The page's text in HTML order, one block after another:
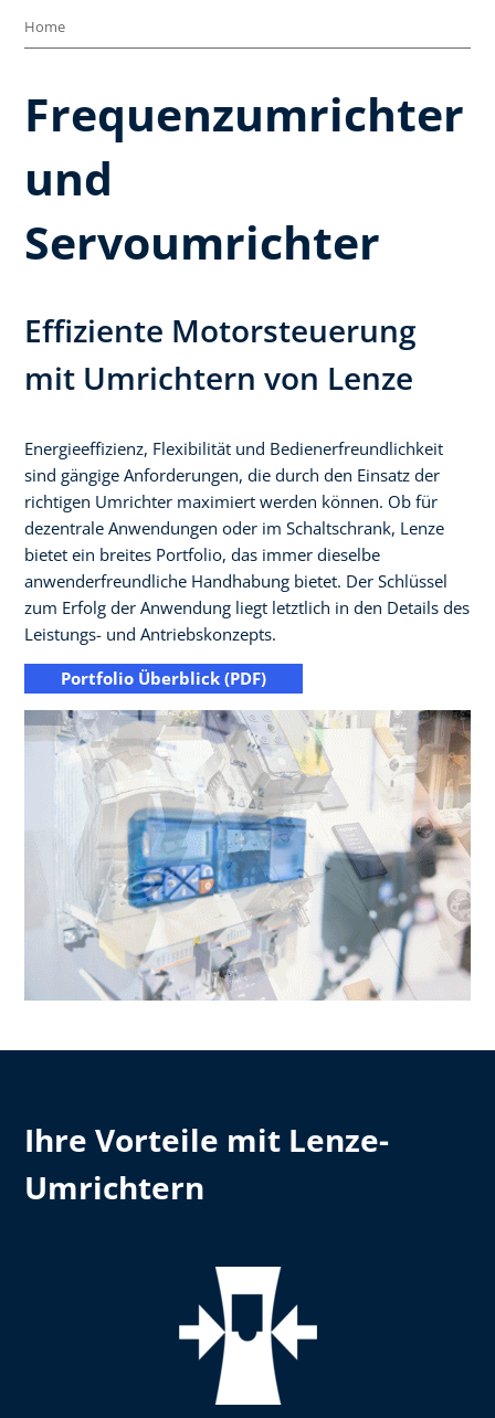
Home
Frequenzumrichter
und
Servoumrichter
Effiziente Motorsteuerung
mit Umrichtern von Lenze
Energieeffizienz, Flexibilität und Bedienerfreundlichkeit
sind gängige Anforderungen, die durch den Einsatz der
richtigen Umrichter maximiert werden können. Ob für
dezentrale Anwendungen oder im Schaltschrank, Lenze
bietet ein breites Portfolio, das immer dieselbe
anwenderfreundliche Handhabung bietet. Der Schlüssel
zum Erfolg der Anwendung liegt letztlich in den Details des
Leistungs- und Antriebskonzepts.
Portfolio Überblick (PDF)
Ihre Vorteile mit Lenze-
Umrichtern